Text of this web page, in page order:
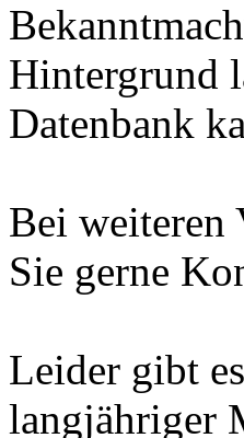
Hintergrund
Datenbank
Bei weiteren
Sie gerne
Leider gibt
langjähriger